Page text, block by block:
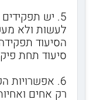
5. יש
לעשות ולא
הסיעוד
סיעוד תחת
6. אפשרויות
רק אחים